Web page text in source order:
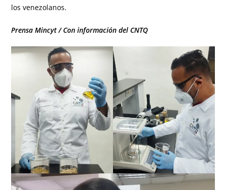
los venezolanos.
Prensa Mincyt / Con información del CNTQ